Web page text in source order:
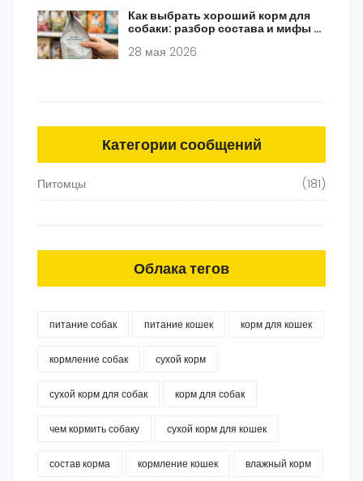
Как выбрать хороший корм для
собаки: разбор состава и мифы о
28 мая 2026
Категории сообщений
Питомцы (181)
Облака тегов
питание собак питание кошек корм для кошек
кормление собак сухой корм
сухой корм для собак корм для собак
чем кормить собаку сухой корм для кошек
состав корма кормление кошек влажный корм